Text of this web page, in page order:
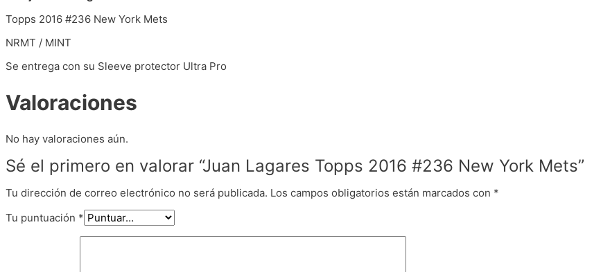
Topps 2016 #236 New York Mets
NRMT / MINT
Se entrega con su Sleeve protector Ultra Pro
Valoraciones
No hay valoraciones aún.
Sé el primero en valorar “Juan Lagares Topps 2016 #236 New York Mets”
Tu dirección de correo electrónico no será publicada. Los campos obligatorios están marcados con *
Tu puntuación *